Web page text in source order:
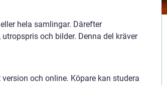
hela samlingar. Därefter
och bilder. Denna del kräver
och online. Köpare kan studera